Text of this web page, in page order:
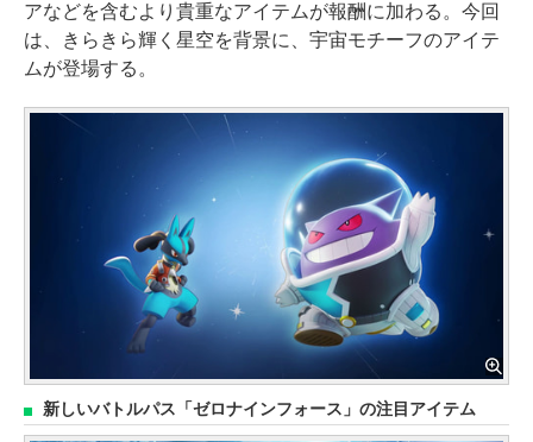
アなどを含むより貴重なアイテムが報酬に加わる。今回
は、きらきら輝く星空を背景に、宇宙モチーフのアイテ
ムが登場する。
新しいバトルパス「ゼロナインフォース」の注目アイテム